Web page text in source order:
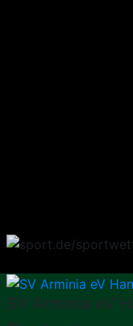
SV Arminia eV